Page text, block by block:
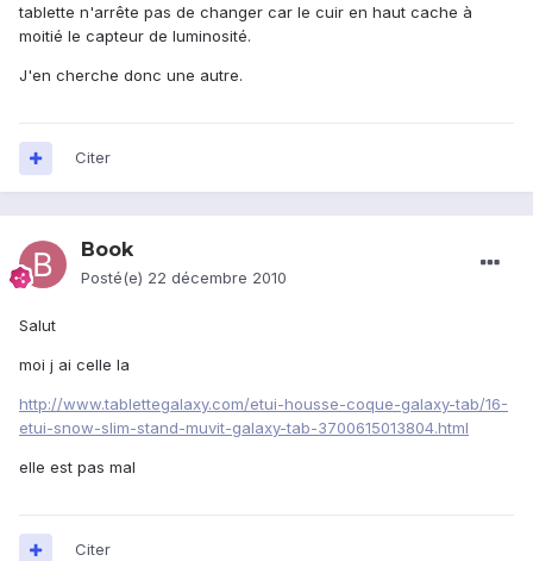
tablette n'arrête pas de changer car le cuir en haut cache à
moitié le capteur de luminosité.
J'en cherche donc une autre.
Citer
Book
Posté(e) 22 décembre 2010
Salut
moi j ai celle la
http://www.tablettegalaxy.com/etui-housse-coque-galaxy-tab/16-
etui-snow-slim-stand-muvit-galaxy-tab-3700615013804.html
elle est pas mal
Citer